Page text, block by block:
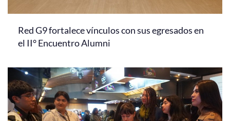
Red G9 fortalece vínculos con sus egresados en
el II° Encuentro Alumni